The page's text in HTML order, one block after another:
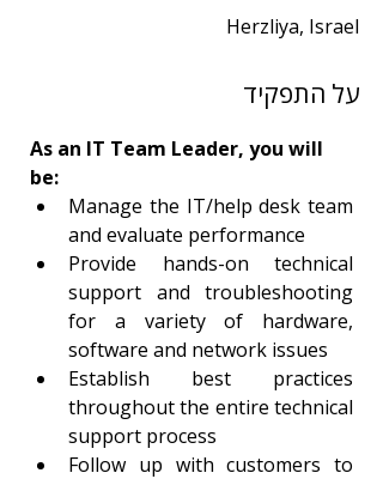
Herzliya, Israel
2
תחום
על התפקיד
As an IT Team Leader, you will
be:
Manage the IT/help desk team
and evaluate performance
Provide hands-on technical
support and troubleshooting
for a variety of hardware,
software and network issues
Establish best practices
throughout the entire technical
support process
Follow up with customers to